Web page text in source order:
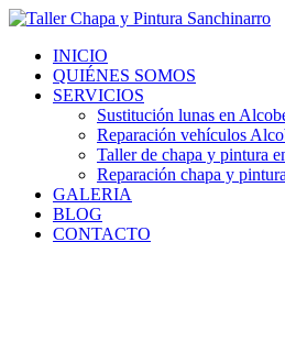
Ir
contenidoINICIO
QUIÉNES SOMOS
SERVICIOS
Sustitución lunas en
Reparación vehículos
Taller de chapa y pintura
Reparación chapa y
GALERIA
BLOG
CONTACTO